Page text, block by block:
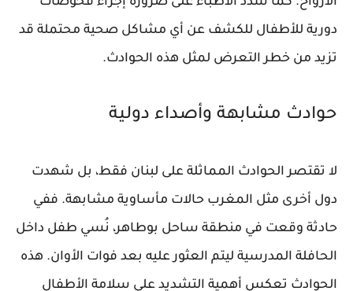
دورية للأطفال للكشف عن أي مشاكل صحية محتملة قد
تزيد من خطر التعرض لمثل هذه الحوادث.
حوادث مشابهة وأصداء دولية
لا تقتصر الحوادث المماثلة على لبنان فقط، بل شهدت
دول أخرى مثل المغرب حالات مأساوية مشابهة. ففي
حادثة وقعت في منطقة ساحل بوطاهر، نُسي طفل داخل
الحافلة المدرسية ليتم العثور عليه بعد فوات الأوان. هذه
الحوادث تعكس أهمية التشديد على سلامة الأطفال